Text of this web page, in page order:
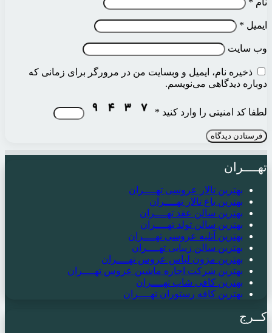
ایمیل *
وب‌ سایت
ذخیره نام، ایمیل و وبسایت من در مرورگر برای زمانی که
دوباره دیدگاهی می‌نویسم.
لطفا کد امنیتی را وارد کنید *
تهــــران
بهترین تالار عروسی تهــــران
بهترین باغ تالار تهــــران
بهترین سالن عقد تهــــران
بهترین سالن تولد تهــــران
بهترین آتلیه عروسی تهــــران
بهترین سالن زیبایی تهــــران
بهترین مزون لباس عروس تهــــران
بهترین شرکت اجاره ماشین عروس تهــــران
بهترین کافی شاپ تهــــران
بهترین کافه رستوران تهــــران
کــرج